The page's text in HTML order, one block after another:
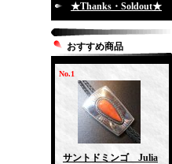
★Thanks・Soldout★
おすすめ商品
No.1
サントドミンゴ Julia